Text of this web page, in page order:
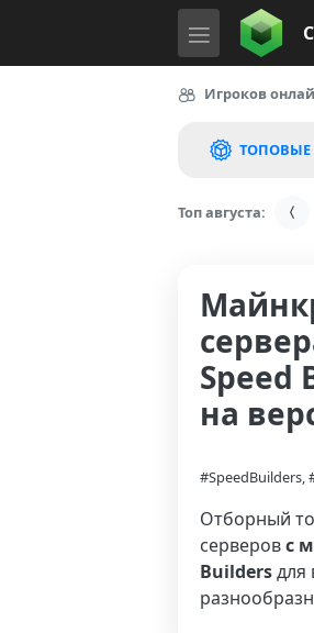
Игроков
ТОПОВЫЕ
Топ августа:
Speed
на
#SpeedBuilders,
Отборный
серверовс
Buildersдля